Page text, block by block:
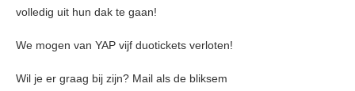
volledig uit hun dak te gaan!
We mogen van YAP vijf duotickets verloten!
Wil je er graag bij zijn? Mail als de bliksem